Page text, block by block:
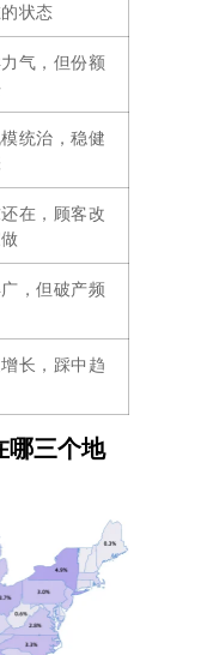
状态
气，但份额
统治，稳健
在，顾客改
，但破产频
长，踩中趋
哪三个地